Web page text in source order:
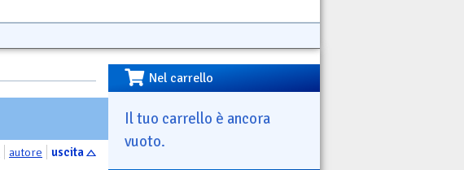
autore uscita
Nel carrello
Il tuo carrello è ancora
vuoto.